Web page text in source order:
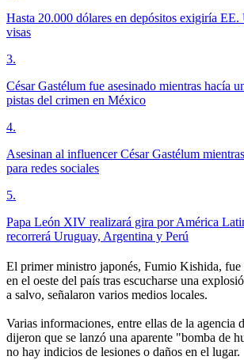
Hasta 20.000 dólares en depósitos exigiría
visas
3.
César Gastélum fue asesinado mientras hacía
pistas del crimen en México
4.
Asesinan al influencer César Gastélum
para redes sociales
5.
Papa León XIV realizará gira por América
recorrerá Uruguay, Argentina y Perú
El primer ministro japonés, Fumio Kishida, fue
en el oeste del país tras escucharse una
a salvo, señalaron varios medios locales.
Varias informaciones, entre ellas de la agencia
dijeron que se lanzó una aparente "bomba de
no hay indicios de lesiones o daños en el lugar.